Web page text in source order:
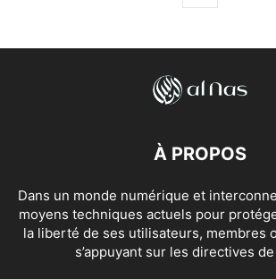
À PROPOS
Dans un monde numérique et
moyens techniques actuels pour
la liberté de ses utilisateurs, membres
s’appuyant sur les directives de